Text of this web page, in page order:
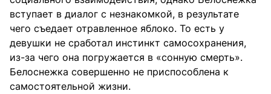
вступает в диалог с незнакомкой, в результате
чего съедает отравленное яблоко. То есть у
девушки не сработал инстинкт самосохранения,
из-за чего она погружается в «сонную смерть».
Белоснежка совершенно не приспособлена к
самостоятельной жизни.